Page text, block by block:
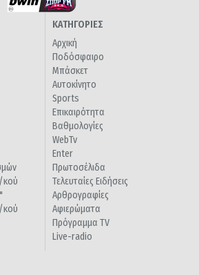
κού
κού
ΚΑΤΗΓΟΡΙΕΣ
Αρχική
Ποδόσφαιρο
Μπάσκετ
Αυτοκίνητο
Sports
Επικαιρότητα
Βαθμολογίες
WebTv
Enter
Πρωτοσέλιδα
Τελευταίες Ειδήσεις
Αρθρογραφίες
Αφιερώματα
Πρόγραμμα TV
Live-radio